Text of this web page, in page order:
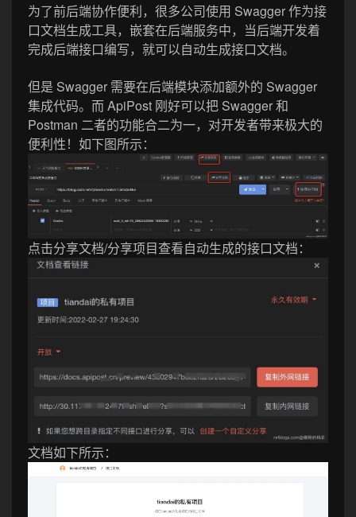
为了前后端协作便利，很多公司使用 Swagger 作为接
口文档生成工具，嵌套在后端服务中，当后端开发着
完成后端接口编写，就可以自动生成接口文档。
但是 Swagger 需要在后端模块添加额外的 Swagger
集成代码。而 ApiPost 刚好可以把 Swagger 和
Postman 二者的功能合二为一，对开发者带来极大的
便利性！如下图所示：
点击分享文档/分享项目查看自动生成的接口文档：
文档如下所示：